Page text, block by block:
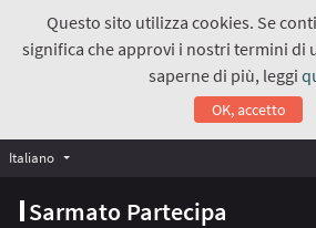
Questo sito utilizza cookies. Se
significa che approvi i nostri termini di
saperne di più, leggi
OK, accetto
Sarmato Partecipa
Italiano Choose language